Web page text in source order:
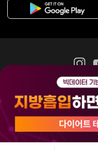
365mc 병·의원 이
비급
(주)365mcㅣ서울특별시 서초
120-
COPYRIGHT(C)